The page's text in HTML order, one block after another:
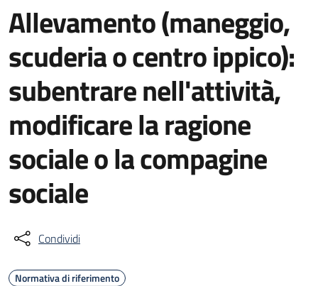
Allevamento (maneggio,
scuderia o centro ippico):
subentrare nell'attività,
modificare la ragione
sociale o la compagine
sociale
Condividi
Normativa di riferimento